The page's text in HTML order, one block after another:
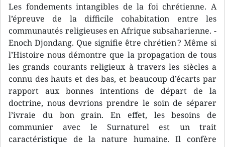
Les fondements intangibles de la foi chrétienne. A
l’épreuve de la difficile cohabitation entre les
communautés religieuses en Afrique subsaharienne. -
Enoch Djondang. Que signifie être chrétien ? Même si
l’Histoire nous démontre que la propagation de tous
les grands courants religieux à travers les siècles a
connu des hauts et des bas, et beaucoup d’écarts par
rapport aux bonnes intentions de départ de la
doctrine, nous devrions prendre le soin de séparer
l’ivraie du bon grain. En effet, les besoins de
communier avec le Surnaturel est un trait
caractéristique de la nature humaine. Il confère